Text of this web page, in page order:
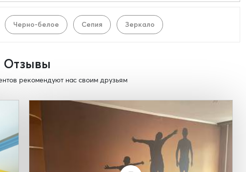
Черно-белое Сепия Зеркало
Отзывы
рекомендуют нас своим друзьям